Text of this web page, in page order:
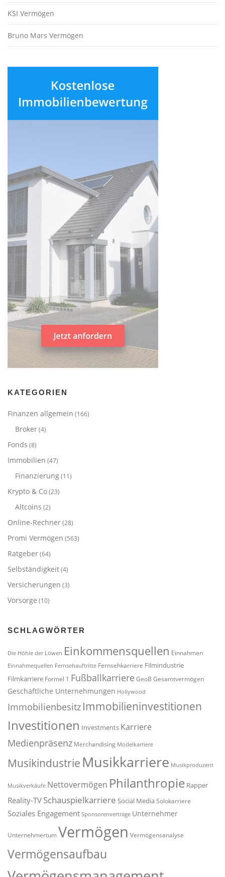
KSI Vermögen
Bruno Mars Vermögen
KATEGORIEN
Finanzen allgemein (166)
Broker(4)
Fonds (8)
Immobilien (47)
Finanzierung(11)
Krypto & Co(23)
Altcoins (2)
Online-Rechner(28)
Promi Vermögen (563)
Ratgeber(64)
Selbständigkeit(4)
Versicherungen (3)
Vorsorge (10)
SCHLAGWÖRTER
Die Höhle der Löwen Einkommensquellen Einnahmen
Einnahmequellen Fernsehauftritte Fernsehkarriere Filmindustrie
Filmkarriere Formel 1 Fußballkarriere GeoB Gesamtvermögen
Geschäftliche Unternehmungen Hollywood
Immobilienbesitz Immobilieninvestitionen
Investitionen Investments Karriere
Medienpräsenz Merchandising Modelkarriere
Musikindustrie Musikkarriere Musikproduzent
Musikverkäufe Nettovermögen Philanthropie Rapper
Reality-TV Schauspielkarriere Social MediaSolokarriere
Soziales Engagement Sponsorenverträge Unternehmer
UnternehmertumVermögen Vermögensanalyse
Vermögensaufbau